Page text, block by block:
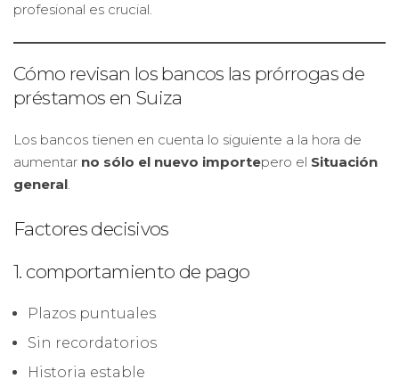
profesional es crucial.
Cómo revisan los bancos las prórrogas de
préstamos en Suiza
Los bancos tienen en cuenta lo siguiente a la hora de
aumentar no sólo el nuevo importepero el Situación
general.
Factores decisivos
1. comportamiento de pago
Plazos puntuales
Sin recordatorios
Historia estable